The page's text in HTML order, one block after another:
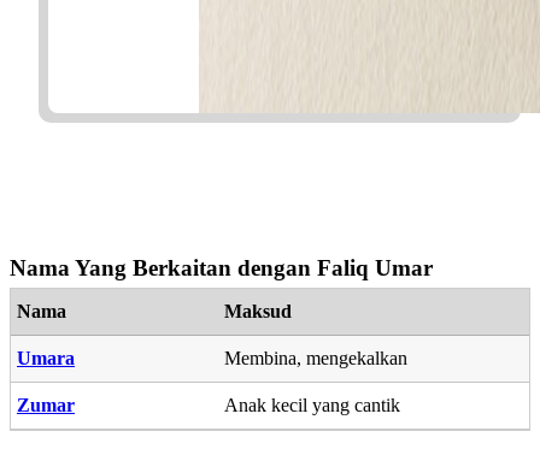
Nama Yang Berkaitan dengan Faliq Umar
Nama Maksud
Umara Membina, mengekalkan
Zumar Anak kecil yang cantik